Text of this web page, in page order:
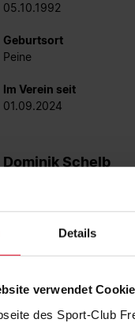
Details
verwendet
des Sport-Club
05.10.1992
Geburtsort
Peine
Im Verein seit
01.09.2024
Dominik Schelb
21.09.1995
Freiburg
Im Verein seit